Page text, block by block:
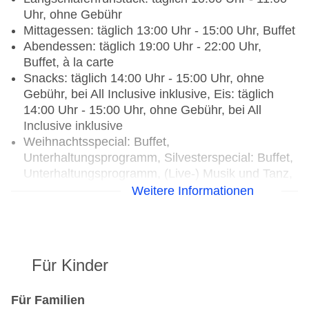
Uhr, ohne Gebühr
Mittagessen: täglich 13:00 Uhr - 15:00 Uhr, Buffet
Abendessen: täglich 19:00 Uhr - 22:00 Uhr,
Buffet, à la carte
Snacks: täglich 14:00 Uhr - 15:00 Uhr, ohne
Gebühr, bei All Inclusive inklusive, Eis: täglich
14:00 Uhr - 15:00 Uhr, ohne Gebühr, bei All
Inclusive inklusive
Weihnachtsspecial: Buffet,
Unterhaltungsprogramm, Silvesterspecial: Buffet,
Unterhaltungsprogramm, (Live-) Musik und Tanz,
Hauseigenes Feuerwerk
Gebühr, Anfrage & Reservierung nicht notwendig,
nicht notwendig, Kindermenü: ohne Gebühr,
Weitere Informationen
Für Kinder
Für Familien